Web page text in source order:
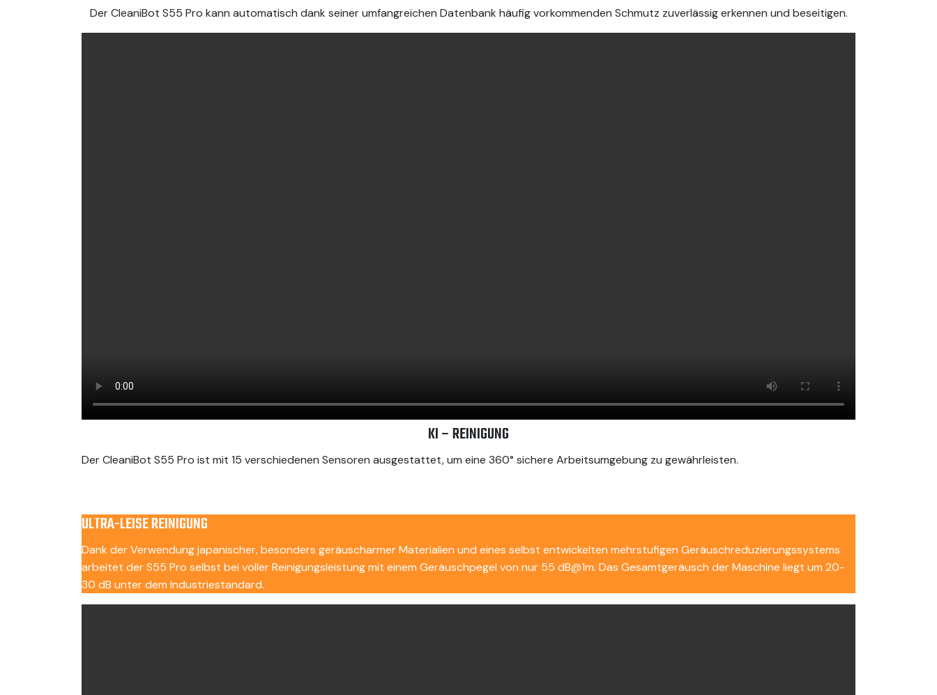
Der CleaniBot S55 Pro kann automatisch dank seiner umfangreichen Datenbank häufig vorkommenden Schmutz zuverlässig erkennen und beseitigen.
KI – REINIGUNG
Der CleaniBot S55 Pro ist mit 15 verschiedenen Sensoren ausgestattet, um eine 360° sichere Arbeitsumgebung zu gewährleisten.
ULTRA-LEISE REINIGUNG
Dank der Verwendung japanischer, besonders geräuscharmer Materialien und eines selbst entwickelten mehrstufigen Geräuschreduzierungssystems
arbeitet der S55 Pro selbst bei voller Reinigungsleistung mit einem Geräuschpegel von nur 55 dB@1m. Das Gesamtgeräusch der Maschine liegt um 20-
30 dB unter dem Industriestandard.